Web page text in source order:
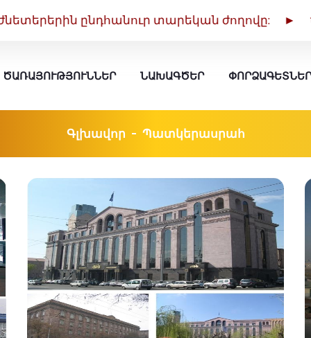
ընդհանուր տարեկան ժողովը: ►
ԾԱՌԱՅՈՒԹՅՈՒՆՆԵՐ ՆԱԽԱԳԾԵՐ ՓՈՐՁԱԳԵՏՆԵՐ
Գլխավոր Պատկերասրահ